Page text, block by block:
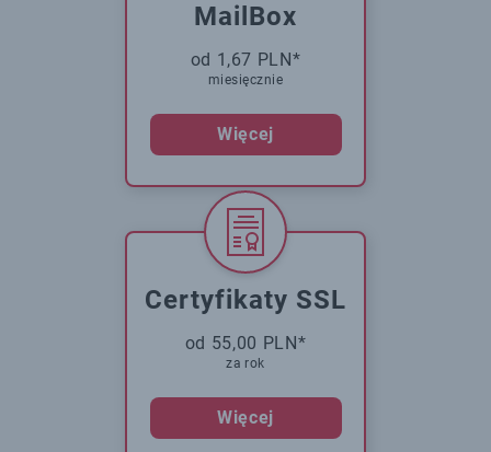
MailBox
od 1,67 PLN*
miesięcznie
Więcej
Certyfikaty SSL
od 55,00 PLN*
za rok
Więcej